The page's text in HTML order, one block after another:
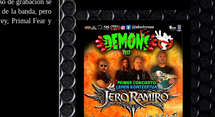
de grabación se
la banda, pero
Primal Fear y